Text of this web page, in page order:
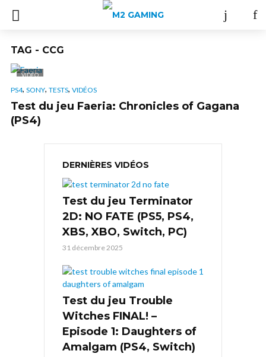
TAG - CCG
VIDÉO
PS4, SONY, TESTS, VIDÉOS
Test du jeu Faeria: Chronicles of Gagana
(PS4)
DERNIÈRES VIDÉOS
Test du jeu Terminator
2D: NO FATE (PS5, PS4,
XBS, XBO, Switch, PC)
31 décembre 2025
Test du jeu Trouble
Witches FINAL! –
Episode 1: Daughters of
Amalgam (PS4, Switch)